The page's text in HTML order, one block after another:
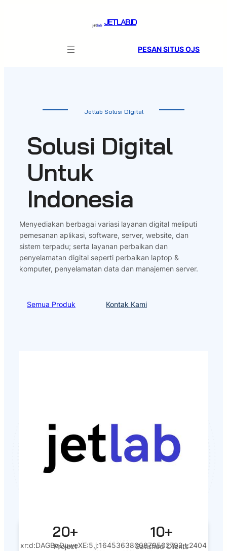
JETLAB.ID
PESAN SITUS OJS
Jetlab Solusi DIgital
Solusi Digital
Untuk
Indonesia
Menyediakan berbagai variasi layanan digital meliputi
pemesanan aplikasi, software, server, website, dan
sistem terpadu; serta layanan perbaikan dan
penyelamatan digital seperti perbaikan laptop &
komputer, penyelamatan data dan manajemen server.
Semua Produk Kontak Kami
xr:d:DAGBqDuweXE:5,j:1645363800879502792,t:2404
20+
Project
10+
Satisfied Clients